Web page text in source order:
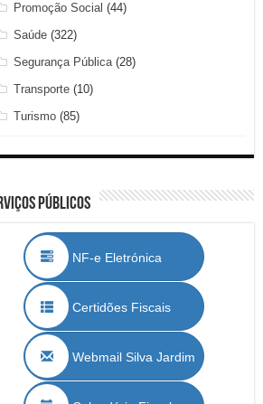
Promoção Social (44)
Saúde(322)
Segurança Pública(28)
Transporte(10)
Turismo(85)
Públicos
NF-e Eletrónica
Certidões Fiscais
Webmail Silva Jardim